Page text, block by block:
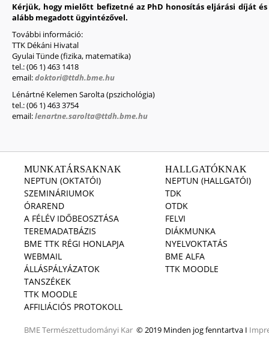
Kérjük, hogy mielőtt befizetné az PhD honosítás eljárási díját
alább megadott ügyintézővel.
További információ:
TTK Dékáni Hivatal
Gyulai Tünde (fizika, matematika)
tel.: (06 1) 463 1418
email:doktori@ttdh.bme.hu
Lénártné Kelemen Sarolta (pszichológia)
tel.: (06 1) 463 3754
email:lenartne.sarolta@ttdh.bme.hu
MUNKATÁRSAKNAK
NEPTUN (OKTATÓI)
SZEMINÁRIUMOK
ÓRAREND
A FÉLÉV IDŐBEOSZTÁSA
TEREMADATBÁZIS
BME TTK RÉGI HONLAPJA
WEBMAIL
ÁLLÁSPÁLYÁZATOK
TANSZÉKEK
TTK MOODLE
AFFILIÁCIÓS PROTOKOLL
BMETermészettudományi Kar © 2019 Minden jog fenntartva I
HALLGATÓKNAK
NEPTUN (HALLGATÓI)
TDK
OTDK
FELVI
DIÁKMUNKA
NYELVOKTATÁS
BME ALFA
TTK MOODLE